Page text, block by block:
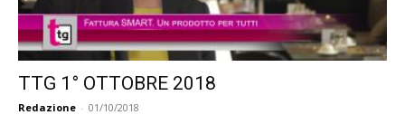
TTG 1° OTTOBRE 2018
Redazione - 01/10/2018